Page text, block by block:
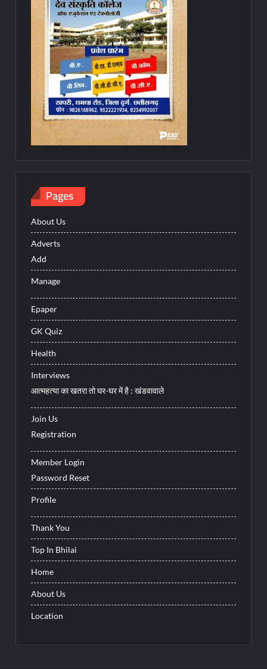
Pages
About Us
Adverts
Add
Manage
Epaper
GK Quiz
Health
Interviews
आत्महत्या का खतरा तो घर-घर में है : खंडवावाले
Join Us
Registration
Member Login
Password Reset
Profile
Thank You
Top In Bhilai
Home
About Us
Location